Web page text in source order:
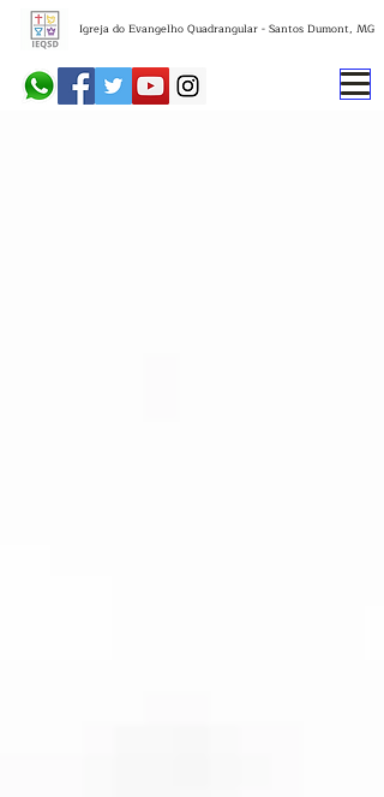
Igreja do Evangelho Quadrangular - Santos Dumont, MG